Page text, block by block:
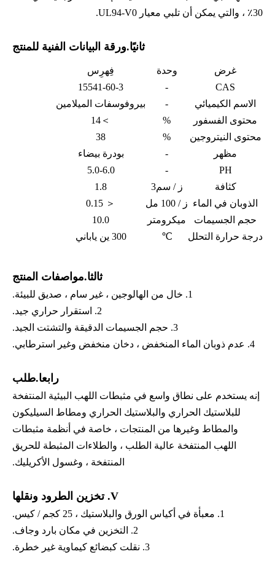
30٪ ، والتي يمكن أن تلبي معيار UL94-V0.
ثانيًا.ورقة البيانات الفنية للمنتج
غرض وحدة
فِهرِس
CAS
-
15541-60-3
الاسم الكيميائي
-
بيروفوسفات الميلامين
محتوى الفسفور
%
＞
14
محتوى النيتروجين
%
38
مظهر
-
بودرة بيضاء
PH
-
5.0-6.0
كثافة
ز / سم3
1.8
الذوبان في الماء ز / 100 مل
＜ 0.15
حجم الجسيمات
ميكرومتر
10.0
درجة حرارة التحلل
℃ 300 ين ياباني
ثالثا.مواصفات المنتج
1. خال من الهالوجين ، غير سام ، صديق للبيئة.
2. استقرار حراري جيد.
3. حجم الجسيمات الدقيقة والتشتت الجيد.
4. عدم ذوبان الماء المنخفض ، دخان منخفض وغير استرطابي.
رابعا.طلب
إنه يستخدم على نطاق واسع في مثبطات اللهب البيئية المنتفخة
للبلاستيك الحراري والبلاستيك الحراري ومطاط السيليكون
والمطاط وغيرها من المنتجات ، خاصة في أنظمة مثبطات
اللهب المنتفخة عالية الطلب ، والطلاءات المثبطة للحريق
المنتفخة ، وغسول الأكريليك.
V. تخزين الطرود ونقلها
1. معبأة في أكياس الورق والبلاستيك ، 25 كجم / كيس.
2. التخزين في مكان بارد وجاف.
3. نقلت كبضائع كيماوية غير خطرة.